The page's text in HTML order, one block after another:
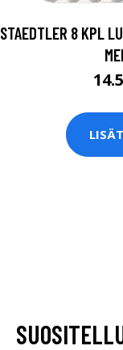
STAEDTLER 8 KPL